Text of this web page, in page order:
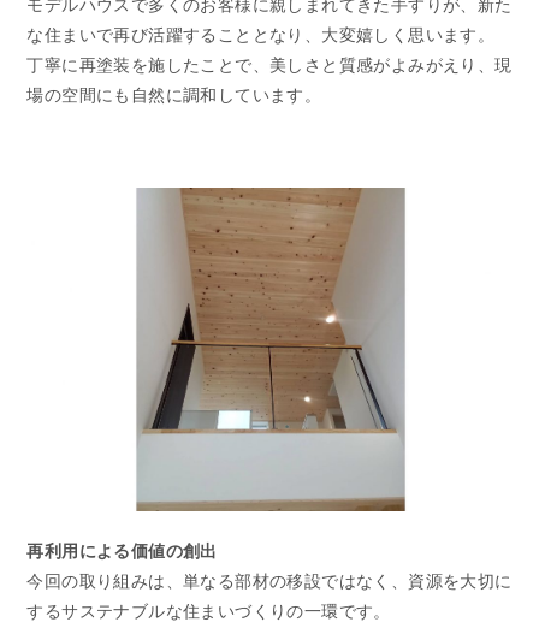
デザインへのこだわり
家づくりの流れ
メンテナンス・保証
リフォームラインナップ
リフォームの流れ
会社紹介 採用情報
よくあるご質問
イベント情報
資料請求
モデルハウスで多くのお客様に親しまれてきた手すりが、新た
な住まいで再び活躍することとなり、大変嬉しく思います。
丁寧に再塗装を施したことで、美しさと質感がよみがえり、現
場の空間にも自然に調和しています。
再利用による価値の創出
今回の取り組みは、単なる部材の移設ではなく、資源を大切に
するサステナブルな住まいづくりの一環です。